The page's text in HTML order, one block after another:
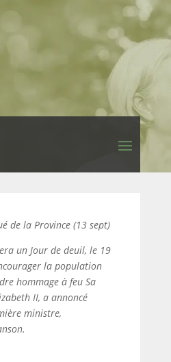
de la Province (13 sept)
un Jour de deuil, le 19
la population
hommage à feu Sa
II, a annoncé
ministre,